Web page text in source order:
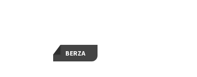
BERZA